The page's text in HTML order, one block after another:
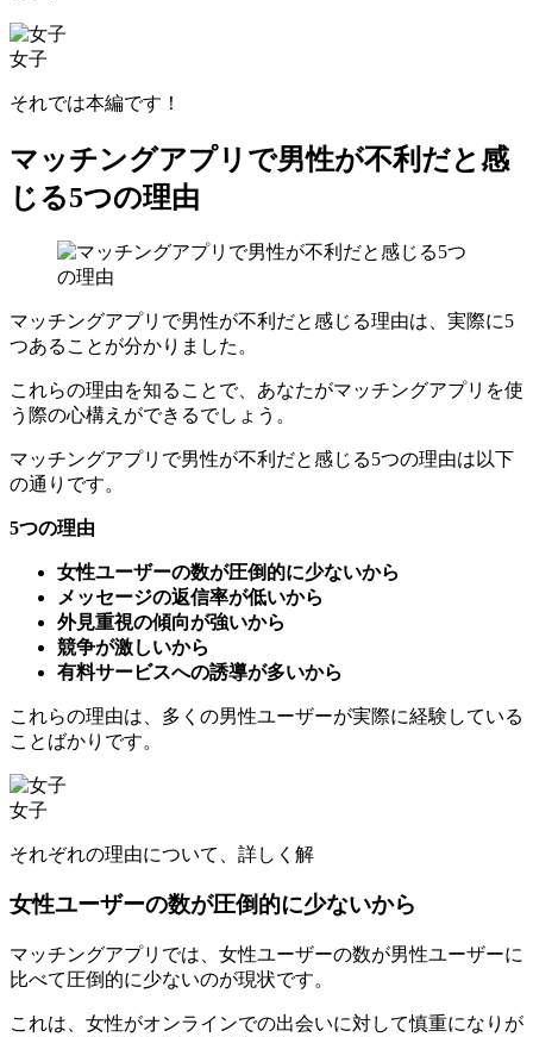
女子
それでは本編です！
マッチングアプリで男性が不利だと感
じる5つの理由
マッチングアプリで男性が不利だと感じる理由は、実際に5
つあることが分かりました。
これらの理由を知ることで、あなたがマッチングアプリを使
う際の心構えができるでしょう。
マッチングアプリで男性が不利だと感じる5つの理由は以下
の通りです。
5つの理由
女性ユーザーの数が圧倒的に少ないから
メッセージの返信率が低いから
外見重視の傾向が強いから
競争が激しいから
有料サービスへの誘導が多いから
これらの理由は、多くの男性ユーザーが実際に経験している
ことばかりです。
女子
それぞれの理由について、詳しく解説していきましょう。
女性ユーザーの数が圧倒的に少ないから
マッチングアプリでは、女性ユーザーの数が男性ユーザーに
比べて圧倒的に少ないのが現状です。
これは、女性がオンラインでの出会いに対して慎重になりが